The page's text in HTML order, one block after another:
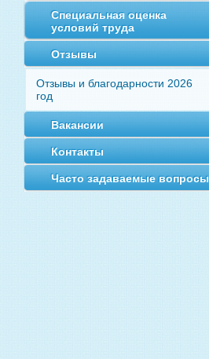
Специальная оценка
условий труда
Отзывы
Отзывы и благодарности 2026
год
Вакансии
Контакты
Часто задаваемые вопросы